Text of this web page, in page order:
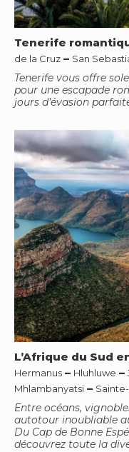
Tenerife
de la Cruz – San
Tenerife vous offre
pour une escapade
jours d’évasion
L’Afrique du Sud
Hermanus – Hluhluwe –
Mhlambanyatsi –
Entre océans,
autotour inoubliable
Du Cap de Bonne
découvrez toute la